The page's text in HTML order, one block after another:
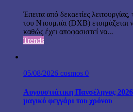
Έπειτα από δεκαετίες
του Ντουμπάι (DXB) ετοιμάζεται
καθώς έχει αποφασιστεί να...
Trends
05/08/2026 cosmos 0
Αυγουστιάτικη Πανσέληνος
μαγικό φεγγάρι του χρόνου